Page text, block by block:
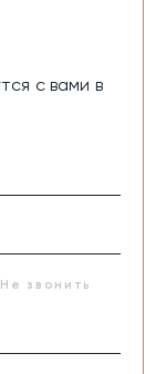
с вами в
звонить